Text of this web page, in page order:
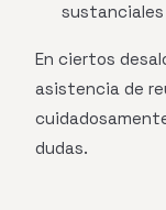
sustanciales
En ciertos
asistencia de
dudas.